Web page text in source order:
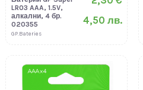
LR03 AAA, 1.5V,
алкални, 4 бр.
020355
GP.Bateries
4,50 лв.